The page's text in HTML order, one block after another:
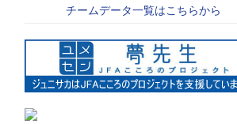
チームデータ一覧はこちらから